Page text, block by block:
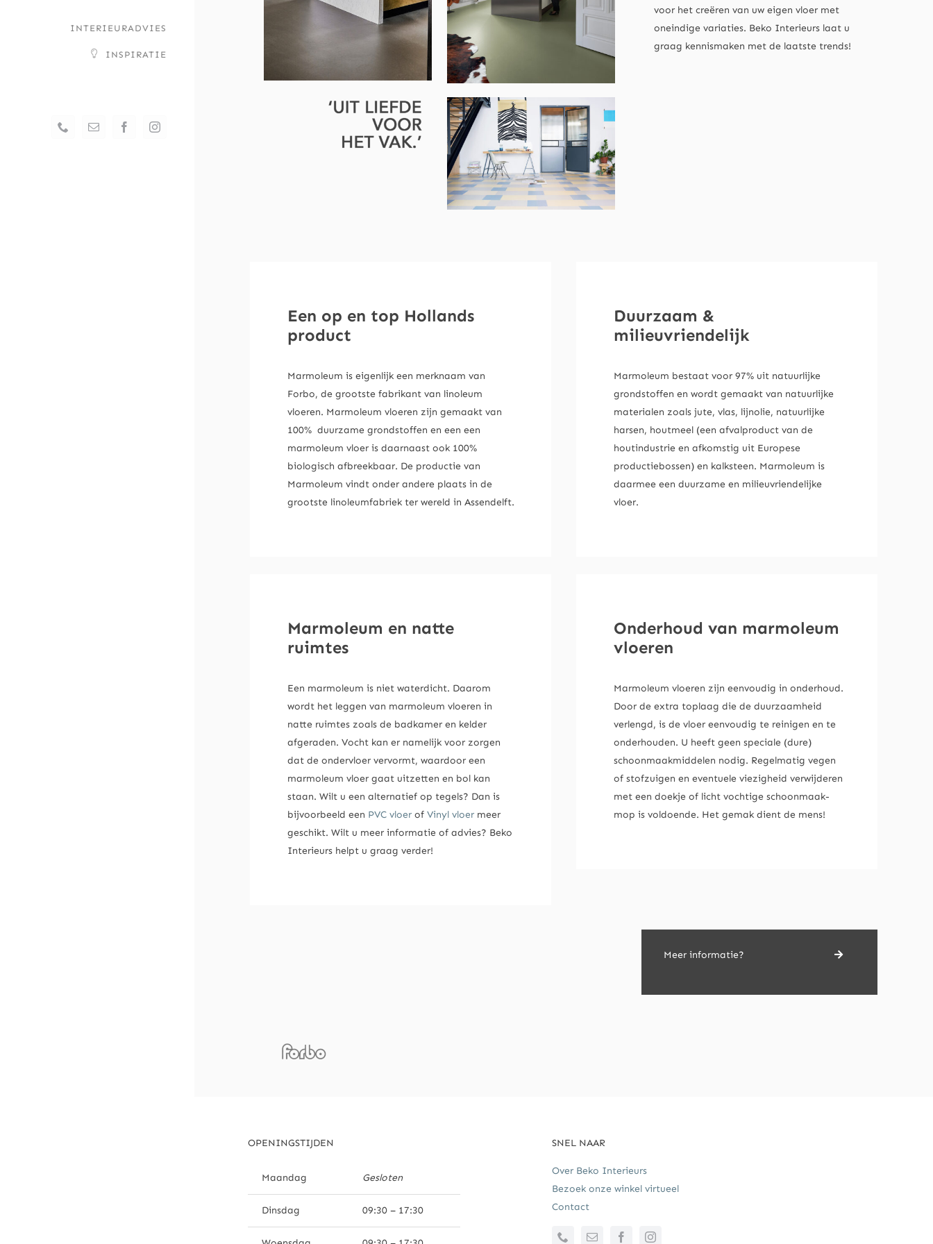
INTERIEURADVIES
INSPIRATIE
PhoneEmail FacebookInstagram
voor het creëren van uw eigen vloer met
oneindige variaties. Beko Interieurs laat u
graag kennismaken met de laatste trends!
Een op en top Hollands
product
Marmoleum is eigenlijk een merknaam van
Forbo, de grootste fabrikant van linoleum
vloeren. Marmoleum vloeren zijn gemaakt van
100% duurzame grondstoffen en een een
marmoleum vloer is daarnaast ook 100%
biologisch afbreekbaar. De productie van
Marmoleum vindt onder andere plaats in de
grootste linoleumfabriek ter wereld in Assendelft.
Duurzaam &
milieuvriendelijk
Marmoleum bestaat voor 97% uit natuurlijke
grondstoffen en wordt gemaakt van natuurlijke
materialen zoals jute, vlas, lijnolie, natuurlijke
harsen, houtmeel (een afvalproduct van de
houtindustrie en afkomstig uit Europese
productiebossen) en kalksteen. Marmoleum is
daarmee eenduurzame en milieuvriendelijke
vloer.
Marmoleum en natte
ruimtes
Een marmoleum is niet waterdicht. Daarom
wordt het leggen van marmoleum vloeren in
natte ruimtes zoals de badkamer en kelder
afgeraden. Vocht kan er namelijk voor zorgen
dat de ondervloer vervormt, waardoor een
marmoleum vloer gaat uitzetten en bol kan
staan. Wilt u een alternatief op tegels? Dan is
bijvoorbeeld een PVC vloer ofVinyl vloer meer
geschikt. Wilt u meer informatie of advies? Beko
Interieurs helpt u graag verder!
Onderhoud van marmoleum
vloeren
Marmoleum vloeren zijn eenvoudig in onderhoud.
Door de extra toplaag die de duurzaamheid
verlengd, is de vloer eenvoudig te reinigen en te
onderhouden. U heeft geen speciale (dure)
schoonmaakmiddelen nodig. Regelmatig vegen
of stofzuigen en eventuele viezigheid verwijderen
met een doekje of licht vochtige schoonmaak-
mop is voldoende. Het gemak dient de mens!
Meer informatie?
OPENINGSTIJDEN
Maandag Gesloten
Dinsdag 09:30 – 17:30
SNEL NAAR
Over Beko Interieurs
Bezoek onze winkel virtueel
Contact